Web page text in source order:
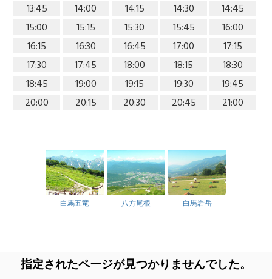
13:45
14:00 14:15 14:30
14:45
15:00
15:15 15:30 15:45
16:00
16:15
16:30 16:45 17:00
17:15
17:30
17:45 18:00 18:15
18:30
18:45
19:00 19:15 19:30
19:45
20:00
20:15 20:30 20:45 21:00
白馬五竜 八方尾根 白馬岩岳